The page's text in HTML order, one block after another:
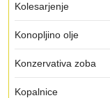
Kolesarjenje
Konopljino olje
Konzervativa zoba
Kopalnice